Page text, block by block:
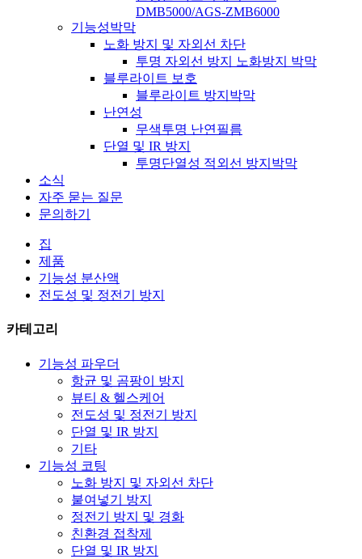
DMB5000/AGS-ZMB6000
기능성박막
노화 방지 및 자외선 차단
투명 자외선 방지 노화방지 박막
블루라이트 보호
블루라이트 방지박막
난연성
무색투명 난연필름
단열 및 IR 방지
투명단열성 적외선 방지박막
소식
자주 묻는 질문
문의하기
집
제품
기능성 분산액
전도성 및 정전기 방지
카테고리
기능성 파우더
항균 및 곰팡이 방지
뷰티 & 헬스케어
전도성 및 정전기 방지
단열 및 IR 방지
기타
기능성 코팅
노화 방지 및 자외선 차단
붙여넣기 방지
정전기 방지 및 경화
친환경 접착제
단열 및 IR 방지